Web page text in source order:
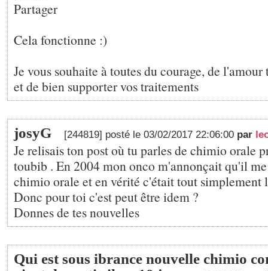
Partager
Cela fonctionne :)
Je vous souhaite à toutes du courage, de
et de bien supporter vos traitements
josyG [244819] posté le 03/02/2017 22:06:00 par
Je relisais ton post où tu parles de chimio orale
toubib . En 2004 mon onco m'annonçait qu'il
chimio orale et en vérité c'était tout simplement
Donc pour toi c'est peut être idem ?
Donnes de tes nouvelles
Qui est sous ibrance nouvelle chimio